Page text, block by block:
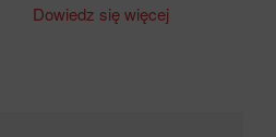
Dowiedz się więcej